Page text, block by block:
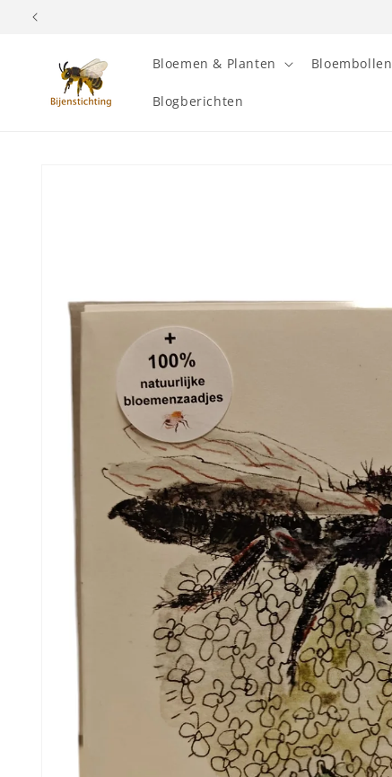
naar de
Bloemen & Planten Bloembollen
Blogberichten